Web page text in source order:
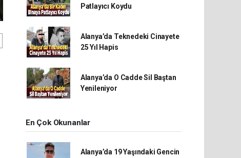
Patlayıcı Koydu
Alanya’da Teknedeki Cinayete
25 Yıl Hapis
Alanya’da O Cadde Sil Baştan
Yenileniyor
En Çok Okunanlar
Alanya’da 19 Yaşındaki Gencin